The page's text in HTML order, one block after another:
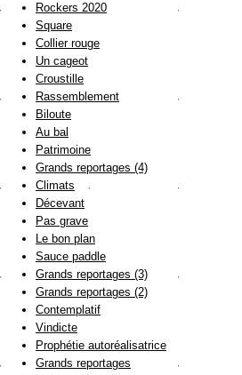
Rockers 2020
Square
Collier rouge
Un cageot
Croustille
Rassemblement
Biloute
Au bal
Patrimoine
Grands reportages (4)
Climats
Décevant
Pas grave
Le bon plan
Sauce paddle
Grands reportages (3)
Grands reportages (2)
Contemplatif
Vindicte
Prophétie autoréalisatrice
Grands reportages